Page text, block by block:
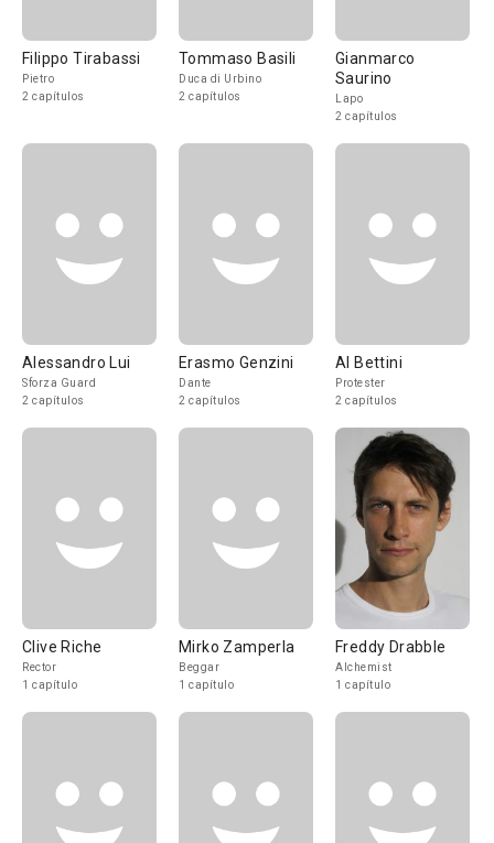
Filippo Tirabassi
Pietro
2 capítulos
Tommaso Basili
Duca di Urbino
2 capítulos
Gianmarco
Saurino
Lapo
2 capítulos
Alessandro Lui
Sforza Guard
2 capítulos
Erasmo Genzini
Dante
2 capítulos
Al Bettini
Protester
2 capítulos
Clive Riche
Rector
1 capítulo
Mirko Zamperla
Beggar
1 capítulo
Freddy Drabble
Alchemist
1 capítulo